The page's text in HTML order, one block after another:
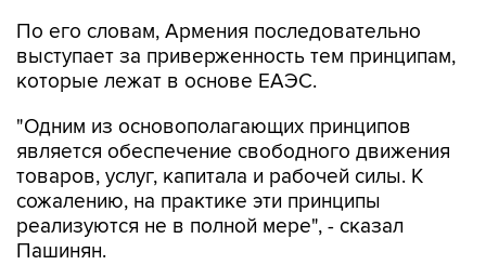
По его словам, Армения последовательно
выступает за приверженность тем принципам,
которые лежат в основе ЕАЭС.
"Одним из основополагающих принципов
является обеспечение свободного движения
товаров, услуг, капитала и рабочей силы. К
сожалению, на практике эти принципы
реализуются не в полной мере", - сказал
Пашинян.